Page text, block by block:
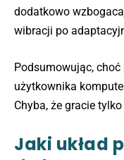
dodatkowo
wibracji po
Podsumowując,
użytkownika
Chyba, że gracie
Jaki układ